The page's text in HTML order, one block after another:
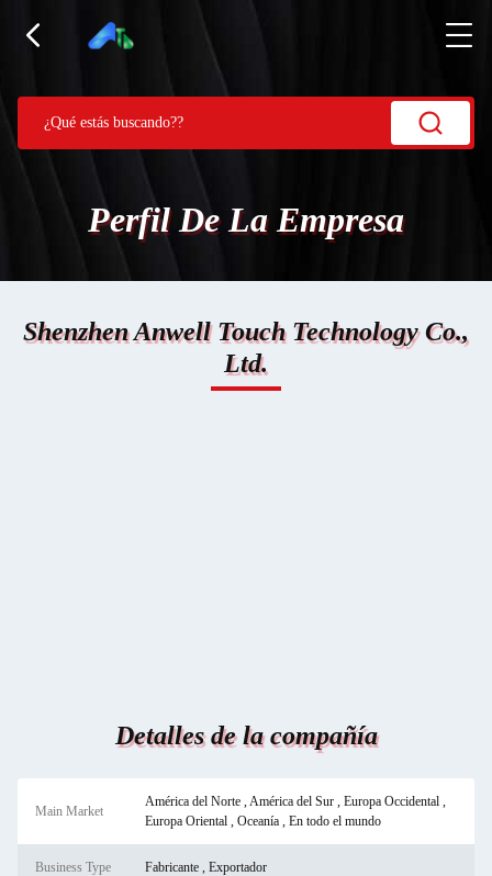
Perfil De La Empresa
Shenzhen Anwell Touch Technology Co.,
Ltd.
Detalles de la compañía
Main Market
América del Norte , América del Sur , Europa Occidental ,
Europa Oriental , Oceanía , En todo el mundo
Business Type Fabricante , Exportador